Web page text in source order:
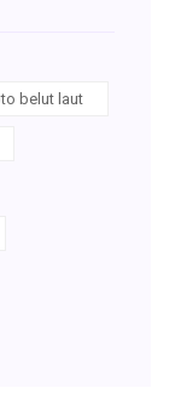
belut laut